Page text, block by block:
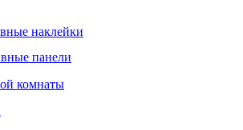
наклейки
панели
комнаты